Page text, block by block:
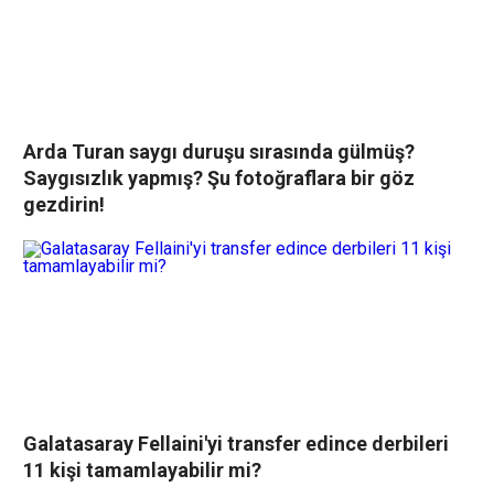
Arda Turan saygı duruşu sırasında gülmüş?
Saygısızlık yapmış? Şu fotoğraflara bir göz
gezdirin!
Galatasaray Fellaini'yi transfer edince derbileri
11 kişi tamamlayabilir mi?